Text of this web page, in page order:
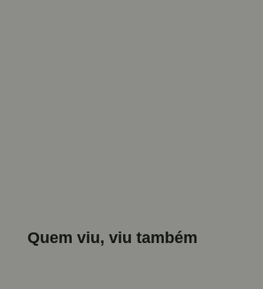
Quem viu, viu também